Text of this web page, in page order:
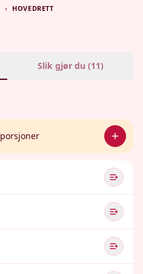
› HOVEDRETT
Slik gjør du (11)
porsjoner